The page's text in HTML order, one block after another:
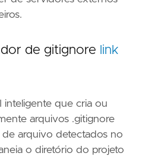
de gitignore link
inteligente que cria ou
arquivos .gitignore
arquivo detectados no
o diretório do projeto